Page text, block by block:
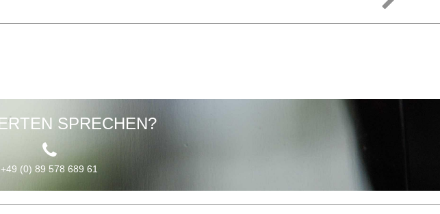
SPRECHEN?
+49 (0) 89 578 689 61